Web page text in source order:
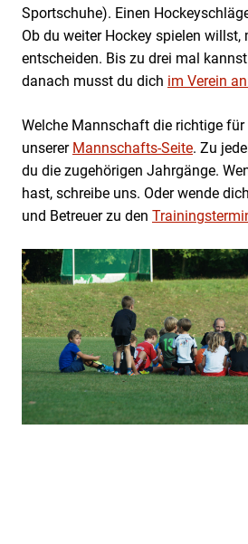
Sportschuhe). Einen
Ob du weiter Hockey spielen willst,
entscheiden. Bis zu drei mal
danach musst du dich im Verein
Welche Mannschaft die richtige
unserer Mannschafts-Seite. Zu
du die zugehörigen Jahrgänge.
hast, schreibe uns. Oder wende
und Betreuer zu den